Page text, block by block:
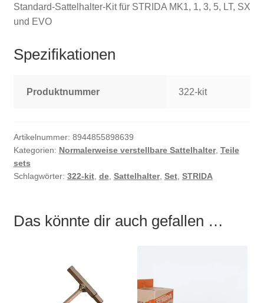
Standard-Sattelhalter-Kit für STRIDA MK1, 1, 3, 5, LT, SX
und EVO
Spezifikationen
Produktnummer 322-kit
Artikelnummer: 8944855898639
Kategorien: Normalerweise verstellbare Sattelhalter, Teile
sets
Schlagwörter: 322-kit, de, Sattelhalter, Set, STRIDA
Das könnte dir auch gefallen …